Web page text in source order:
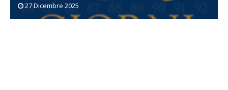
27 Dicembre 2025